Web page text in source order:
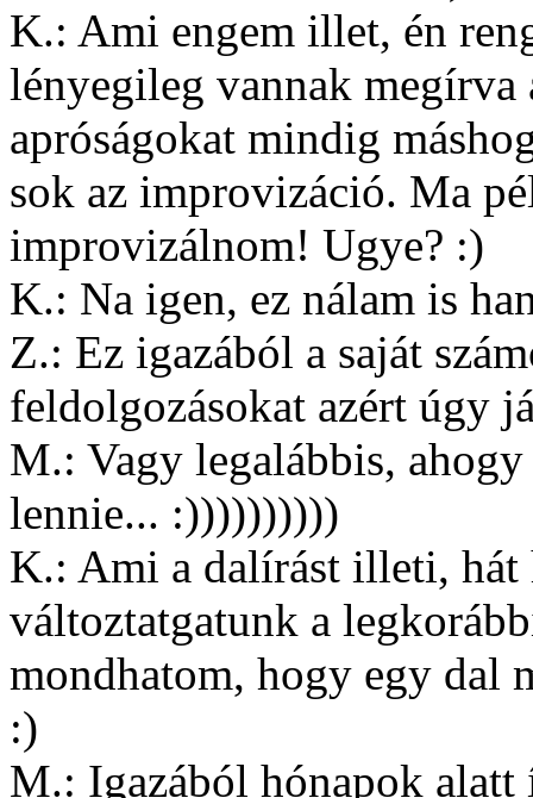
K.: Ami engem illet, én
lényegileg vannak
apróságokat mindig
sok az improvizáció. Ma
improvizálnom! Ugye? :)
K.: Na igen, ez nálam is
Z.: Ez igazából a saját
feldolgozásokat azért úgy
M.: Vagy legalábbis,
lennie... :))))))))))
K.: Ami a dalírást illeti, hát
változtatgatunk a
mondhatom, hogy egy dal
:)
M.: Igazából hónapok alatt